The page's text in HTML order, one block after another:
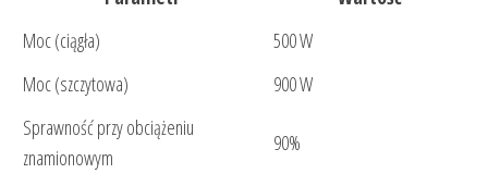
Moc (ciągła)
500 W
Moc (szczytowa)
900 W
Sprawność przy obciążeniu
znamionowym
90%